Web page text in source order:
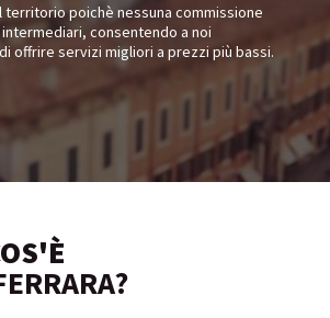
poichè nessuna commissione
consentendo a noi
offrire servizi migliori a prezzi più bassi.